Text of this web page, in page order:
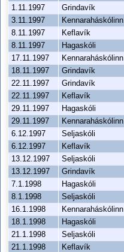
1.11.1997
Grindavík
3.11.1997
Kennaraháskólinn
8.11.1997
Keflavík
8.11.1997
Hagaskóli
17.11.1997
Kennaraháskólinn
18.11.1997
Grindavík
22.11.1997
Grindavík
22.11.1997
Keflavík
29.11.1997
Hagaskóli
29.11.1997
Kennaraháskólinn
6.12.1997
Seljaskóli
6.12.1997
Keflavík
13.12.1997
Seljaskóli
13.12.1997
Grindavík
7.1.1998
Hagaskóli
8.1.1998
Seljaskóli
16.1.1998
Kennaraháskólinn
18.1.1998
Hagaskóli
21.1.1998
Seljaskóli
21.1.1998
Keflavík